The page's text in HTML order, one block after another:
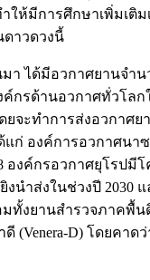
ให้มีการศึกษาเพิ่มเติม
าวดวงนี้
มา ได้มีอวกาศยานจำน
ค์กรด้านอวกาศทั่วโล
ยจะทำการส่งอวกาศย
แก่ องค์การอวกาศนา
องค์กรอวกาศยุโรปมี
งนำส่งในช่วงปี 2030
มทั้งยานสำรวจภาคพื้
(Venera-D) โดยคาด